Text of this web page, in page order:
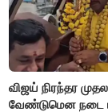
விஜய் நிரந்தர
வேண்டுமென